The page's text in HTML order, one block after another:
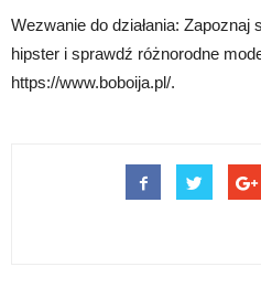
Wezwanie do działania: Zapoznaj
hipster i sprawdź różnorodne
https://www.boboija.pl/.